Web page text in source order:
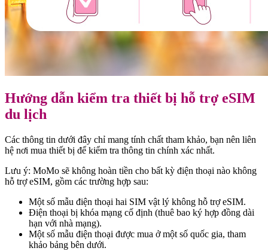
Hướng dẫn kiểm tra thiết bị hỗ trợ eSIM
du lịch
Các thông tin dưới đây chỉ mang tính chất tham khảo, bạn nên liên
hệ nơi mua thiết bị để kiểm tra thông tin chính xác nhất.
Lưu ý: MoMo sẽ không hoàn tiền cho bất kỳ điện thoại nào không
hỗ trợ eSIM, gồm các trường hợp sau:
Một số mẫu điện thoại hai SIM vật lý không hỗ trợ eSIM.
Điện thoại bị khóa mạng cố định (thuê bao ký hợp đồng dài
hạn với nhà mạng).
Một số mẫu điện thoại được mua ở một số quốc gia, tham
khảo bảng bên dưới.